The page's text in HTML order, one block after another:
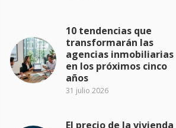
10 tendencias que
transformarán las
agencias inmobiliarias
en los próximos cinco
años
31 julio 2026
El precio de la vivienda